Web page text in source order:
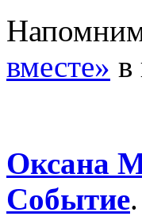
вместе» в
Оксана
Событие